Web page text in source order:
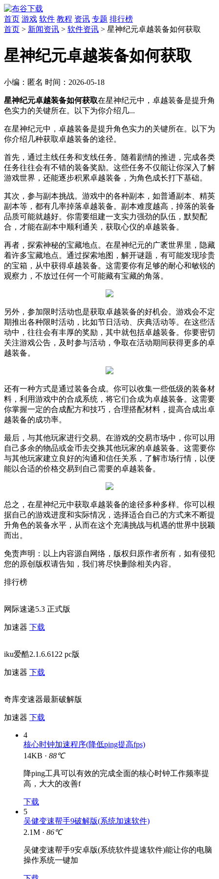
首页 游戏 软件 教程 资讯 专题 排行榜
首页 > 新闻资讯 > 软件资讯 > 星神纪元卓越装备如何获取
星神纪元卓越装备如何获取
小编： 匿名 时间： 2026-05-18
星神纪元卓越装备如何获取在星神纪元中，卓越装备是提升角
色实力的关键所在。以下为你介绍几...
在星神纪元中，卓越装备是提升角色实力的关键所在。以下为
你介绍几种获取卓越装备的途径。
首先，通过主线任务和支线任务。随着剧情的推进，完成各类
任务往往会有不错的装备奖励。这些任务不仅能让你深入了解
游戏世界，还能逐步积累卓越装备，为角色成长打下基础。
其次，参与副本挑战。游戏中的各种副本，如普通副本、精英
副本等，都有几率掉落卓越装备。副本难度越高，掉落的装备
品质可能就越好。你需要组建一支实力强劲的队伍，默契配
合，才能在副本中顺利通关，获取心仪的卓越装备。
再者，探索神秘的宝藏地点。在星神纪元的广袤世界里，隐藏
着许多宝藏地点。通过探索地图，解开谜题，有可能发现珍贵
的宝箱，从中获得卓越装备。这需要你有足够的耐心和敏锐的
观察力，不放过任何一个可能藏有宝藏的角落。
另外，参加限时活动也是获取卓越装备的好机会。游戏会不定
期推出各种限时活动，比如节日活动、庆典活动等。在这些活
动中，往往会有丰厚的奖励，其中就包括卓越装备。你要密切
关注游戏公告，及时参与活动，争取在活动期间获得更多的卓
越装备。
还有一种方式是通过装备合成。你可以收集一些低级的装备材
料，利用游戏中的合成系统，将它们合成为卓越装备。这需要
你掌握一定的合成配方和技巧，合理搭配材料，提高合成出卓
越装备的成功率。
最后，与其他玩家进行交易。在游戏的交易市场中，你可以用
自己多余的物品或金币去交换其他玩家的卓越装备。这需要你
与其他玩家建立良好的沟通和信任关系，了解市场行情，以便
能以合适的价格交易到自己需要的卓越装备。
总之，在星神纪元中获取卓越装备的途径多种多样。你可以根
据自己的游戏进度和实际情况，选择适合自己的方式来不断提
升角色的装备水平，从而在这个充满挑战与机遇的世界中脱颖
而出。
免责声明：以上内容源自网络，版权归原作者所有，如有侵犯
您的原创版权请告知，我们将尽快删除相关内容。
排行榜
网际速递5.3 正式版
加速器 下载
iku爱酷2.1.6.6122 pc版
加速器 下载
奇库变速器最新破解版
加速器 下载
4
核心时钟加速程序(降低ping提高fps)
14KB · 88℃
降ping工具可以有效的完成全面的核心时钟工作频率提
高，大大的改善f
下载
5
吴健变速帮手9破解版(系统加速软件)
2.1M · 86℃
吴健变速帮手9安卓版(系统软件提速软件)能让你的电脑
操作系统一键加